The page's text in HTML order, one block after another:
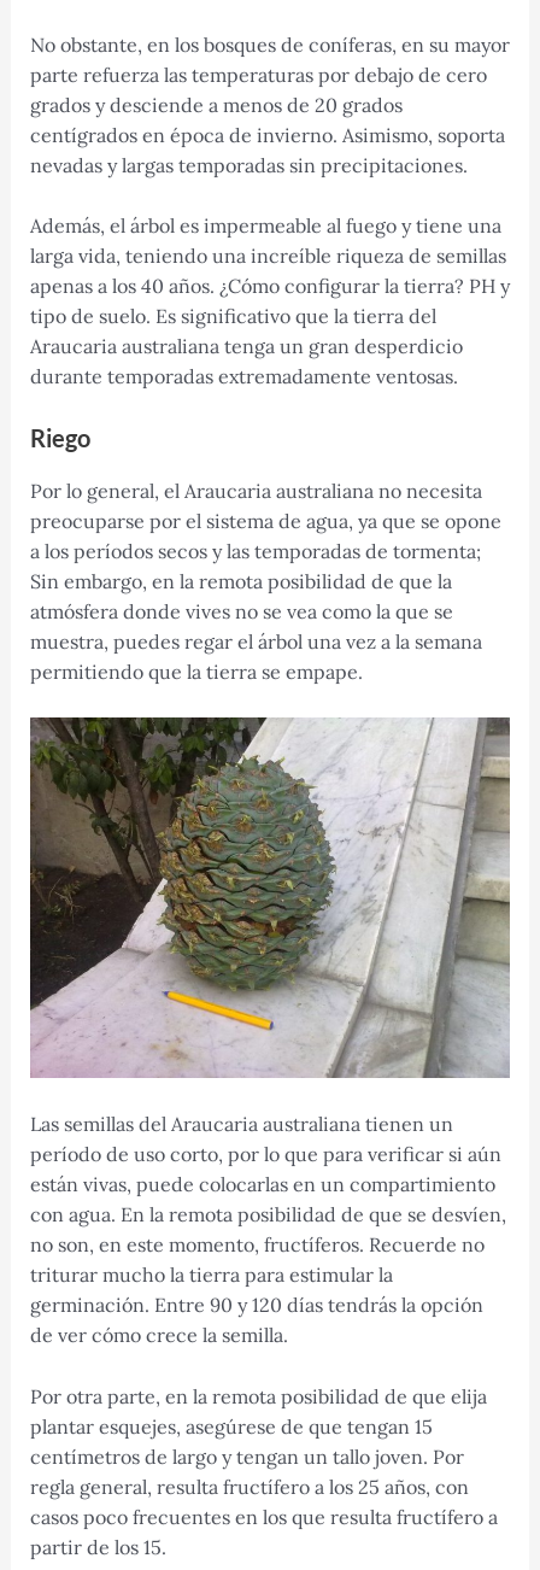
No obstante, en los bosques de coníferas, en su mayor
parte refuerza las temperaturas por debajo de cero
grados y desciende a menos de 20 grados
centígrados en época de invierno. Asimismo, soporta
nevadas y largas temporadas sin precipitaciones.
Además, el árbol es impermeable al fuego y tiene una
larga vida, teniendo una increíble riqueza de semillas
apenas a los 40 años. ¿Cómo configurar la tierra? PH y
tipo de suelo. Es significativo que la tierra del
Araucaria australiana tenga un gran desperdicio
durante temporadas extremadamente ventosas.
Riego
Por lo general, el Araucaria australiana no necesita
preocuparse por el sistema de agua, ya que se opone
a los períodos secos y las temporadas de tormenta;
Sin embargo, en la remota posibilidad de que la
atmósfera donde vives no se vea como la que se
muestra, puedes regar el árbol una vez a la semana
permitiendo que la tierra se empape.
Las semillas del Araucaria australiana tienen un
período de uso corto, por lo que para verificar si aún
están vivas, puede colocarlas en un compartimiento
con agua. En la remota posibilidad de que se desvíen,
no son, en este momento, fructíferos. Recuerde no
triturar mucho la tierra para estimular la
germinación. Entre 90 y 120 días tendrás la opción
de ver cómo crece la semilla.
Por otra parte, en la remota posibilidad de que elija
plantar esquejes, asegúrese de que tengan 15
centímetros de largo y tengan un tallo joven. Por
regla general, resulta fructífero a los 25 años, con
casos poco frecuentes en los que resulta fructífero a
partir de los 15.